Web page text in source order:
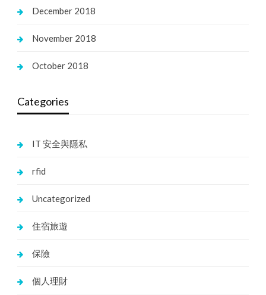
December 2018
November 2018
October 2018
Categories
IT 安全與隱私
rfid
Uncategorized
住宿旅遊
保險
個人理財